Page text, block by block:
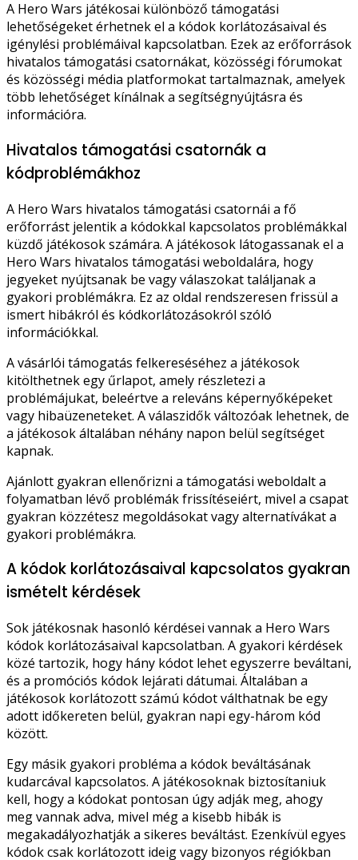
A Hero Wars játékosai különböző támogatási
lehetőségeket érhetnek el a kódok korlátozásaival és
igénylési problémáival kapcsolatban. Ezek az erőforrások
hivatalos támogatási csatornákat, közösségi fórumokat
és közösségi média platformokat tartalmaznak, amelyek
több lehetőséget kínálnak a segítségnyújtásra és
információra.
Hivatalos támogatási csatornák a
kódproblémákhoz
A Hero Wars hivatalos támogatási csatornái a fő
erőforrást jelentik a kódokkal kapcsolatos problémákkal
küzdő játékosok számára. A játékosok látogassanak el a
Hero Wars hivatalos támogatási weboldalára, hogy
jegyeket nyújtsanak be vagy válaszokat találjanak a
gyakori problémákra. Ez az oldal rendszeresen frissül a
ismert hibákról és kódkorlátozásokról szóló
információkkal.
A vásárlói támogatás felkereséséhez a játékosok
kitölthetnek egy űrlapot, amely részletezi a
problémájukat, beleértve a releváns képernyőképeket
vagy hibaüzeneteket. A válaszidők változóak lehetnek, de
a játékosok általában néhány napon belül segítséget
kapnak.
Ajánlott gyakran ellenőrizni a támogatási weboldalt a
folyamatban lévő problémák frissítéseiért, mivel a csapat
gyakran közzétesz megoldásokat vagy alternatívákat a
gyakori problémákra.
A kódok korlátozásaival kapcsolatos gyakran
ismételt kérdések
Sok játékosnak hasonló kérdései vannak a Hero Wars
kódok korlátozásaival kapcsolatban. A gyakori kérdések
közé tartozik, hogy hány kódot lehet egyszerre beváltani,
és a promóciós kódok lejárati dátumai. Általában a
játékosok korlátozott számú kódot válthatnak be egy
adott időkereten belül, gyakran napi egy-három kód
között.
Egy másik gyakori probléma a kódok beváltásának
kudarcával kapcsolatos. A játékosoknak biztosítaniuk
kell, hogy a kódokat pontosan úgy adják meg, ahogy
meg vannak adva, mivel még a kisebb hibák is
megakadályozhatják a sikeres beváltást. Ezenkívül egyes
kódok csak korlátozott ideig vagy bizonyos régiókban